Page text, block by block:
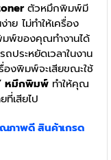
ตัวหมึกพิมพ์มี
ย ไม่ทำให้เครื่อง
พ์ของคุณทำงานได้
ประหยัดเวลาในงาน
องพิมพ์จะเสียขณะใช้
หมึกพิมพ์ ทำให้คุณ
ที่เสียไป
าพดี สินค้าเกรด